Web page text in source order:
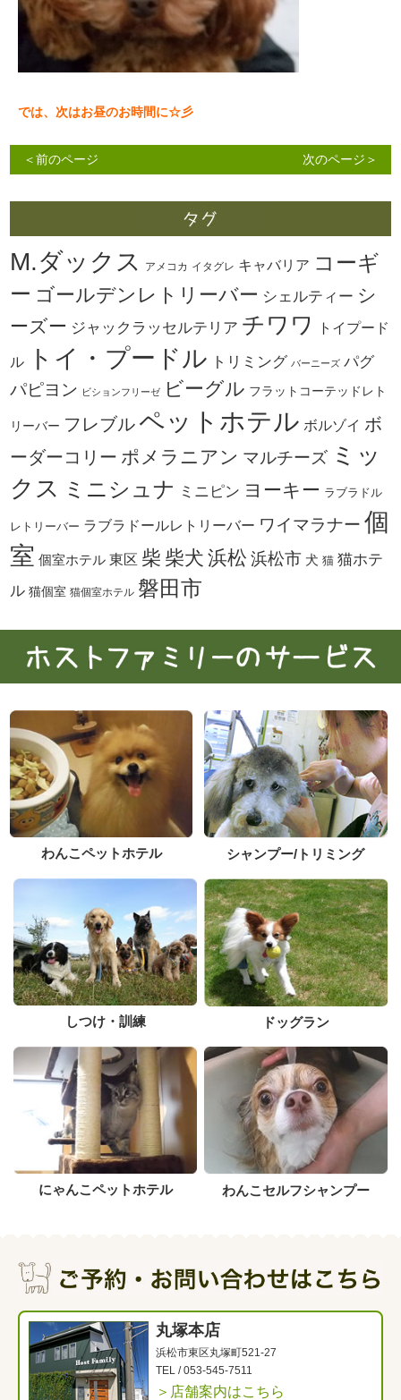
では、次はお昼のお時間に☆彡
＜前のページ 次のページ＞
M.ダックス アメコカ イタグレ キャバリア コーギ
ー ゴールデンレトリーバー シェルティー シ
ーズー ジャックラッセルテリア チワワ トイプード
ル トイ・プードル トリミング バーニーズ パグ
パピヨン ビションフリーゼ ビーグル フラットコーテッドレト
リーバー フレブル ペットホテル ボルゾイ ボ
ーダーコリー ポメラニアン マルチーズ ミッ
クス ミニシュナ ミニピン ヨーキー ラブラドル
レトリーバー ラブラドールレトリーバー ワイマラナー 個
室 個室ホテル 東区 柴 柴犬 浜松 浜松市 犬 猫 猫ホテ
ル 猫個室 猫個室ホテル 磐田市
わんこペットホテル シャンプー/トリミング
しつけ・訓練 ドッグラン
にゃんこペットホテル わんこセルフシャンプー
丸塚本店
浜松市東区丸塚町521-27
TEL /053-545-7511
＞店舗案内はこちら